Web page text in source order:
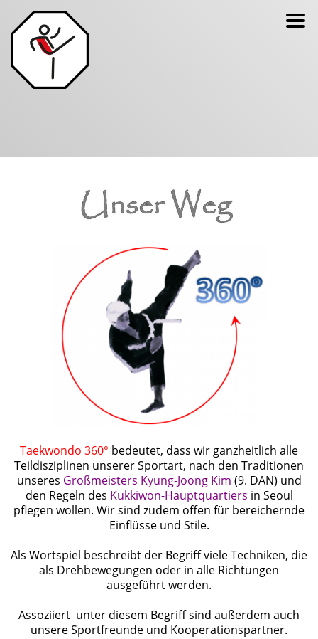
Taekwondo 360° bedeutet, dass wir ganzheitlich alle
Teildisziplinen unserer Sportart, nach den Traditionen
unseres Großmeisters Kyung-Joong Kim (9. DAN) und
den Regeln des Kukkiwon-Hauptquartiers in Seoul
pflegen wollen. Wir sind zudem offen für bereichernde
Einflüsse und Stile.
Als Wortspiel beschreibt der Begriff viele Techniken, die
als Drehbewegungen oder in alle Richtungen
ausgeführt werden.
Assoziiert unter diesem Begriff sind außerdem auch
unsere Sportfreunde und Kooperationspartner.